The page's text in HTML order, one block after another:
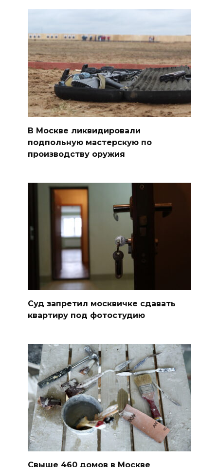
В Москве ликвидировали
подпольную мастерскую по
производству оружия
Суд запретил москвичке сдавать
квартиру под фотостудию
Свыше 460 домов в Москве